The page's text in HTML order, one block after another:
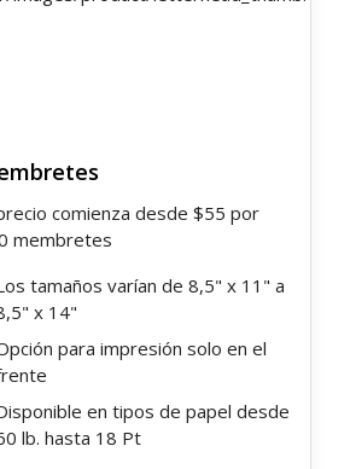
comienza desde $55 por
membretes
tamaños varían de 8,5" x 11" a
x 14"
para impresión solo en el
en tipos de papel desde
lb. hasta 18 Pt